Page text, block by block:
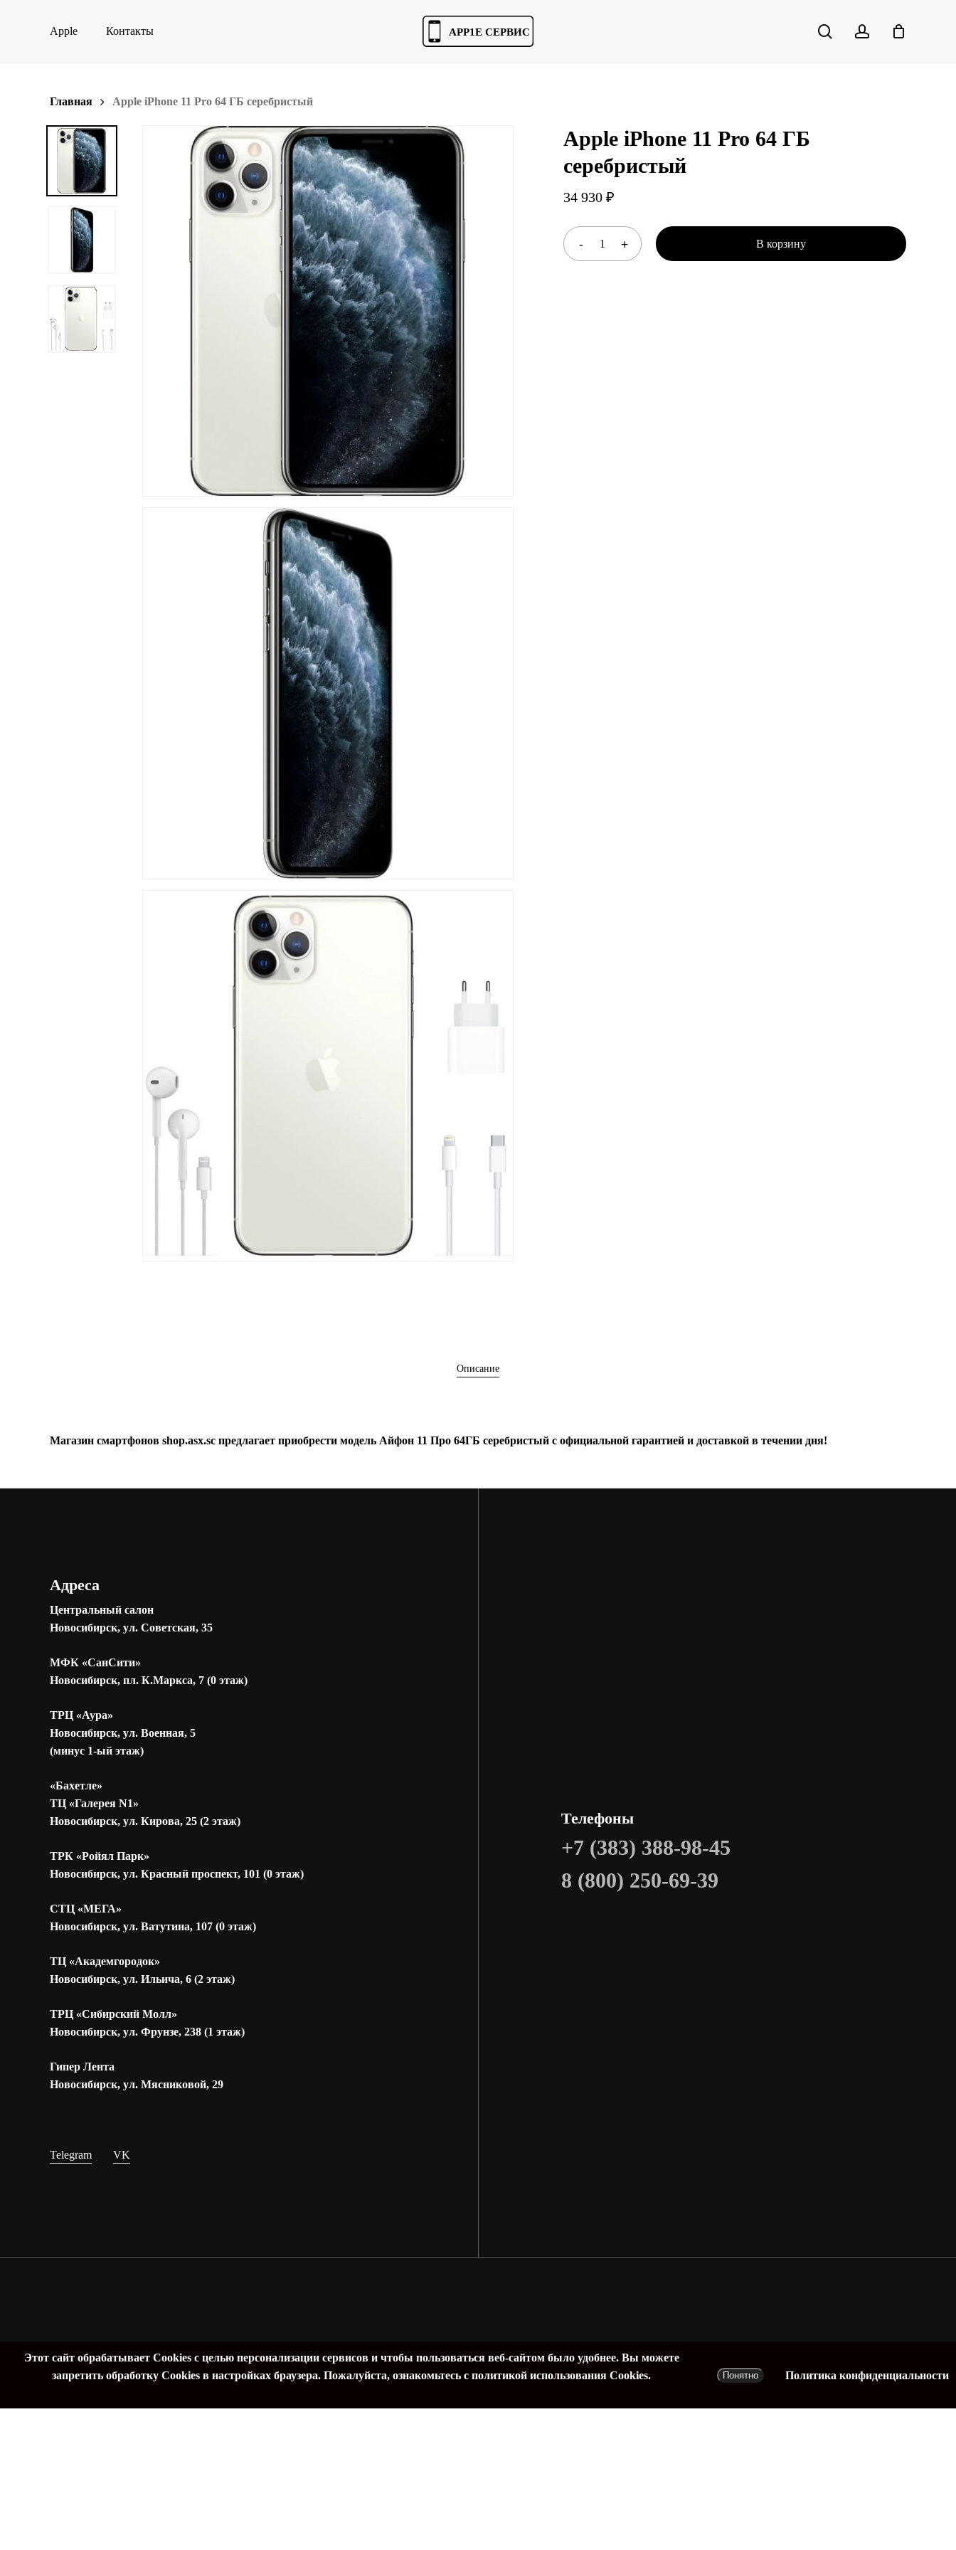
Apple Контакты searchaccount
Просмотр корзины
Главная Apple iPhone 11 Pro 64 ГБ серебристый
Apple iPhone 11 Pro 64 ГБ
серебристый
34 930₽
В корзину
Описание
Магазин смартфонов shop.asx.sc предлагает приобрести модель Айфон 11 Про 64ГБ серебристый с официальной гарантией и доставкой в течении дня!
Адреса
Центральный салон
Новосибирск, ул. Советская, 35
МФК «СанСити»
Новосибирск, пл. К.Маркса, 7 (0 этаж)
ТРЦ «Аура»
Новосибирск, ул. Военная, 5
(минус 1-ый этаж)
«Бахетле»
ТЦ «Галерея N1»
Новосибирск, ул. Кирова, 25 (2 этаж)
ТРК «Ройял Парк»
Новосибирск, ул. Красный проспект, 101 (0 этаж)
СТЦ «МЕГА»
Новосибирск, ул. Ватутина, 107 (0 этаж)
ТЦ «Академгородок»
Новосибирск, ул. Ильича, 6 (2 этаж)
ТРЦ «Сибирский Молл»
Новосибирск, ул. Фрунзе, 238 (1 этаж)
Гипер Лента
Новосибирск, ул. Мясниковой, 29
Telegram VK
Телефоны
+7 (383) 388-98-45
8 (800) 250-69-39
Этот сайт обрабатывает Cookies с целью персонализации сервисов и чтобы пользоваться веб-сайтом было удобнее. Вы можете
запретить обработку Cookies в настройках браузера. Пожалуйста, ознакомьтесь с политикой использования Cookies.
Понятно Политика конфиденциальности